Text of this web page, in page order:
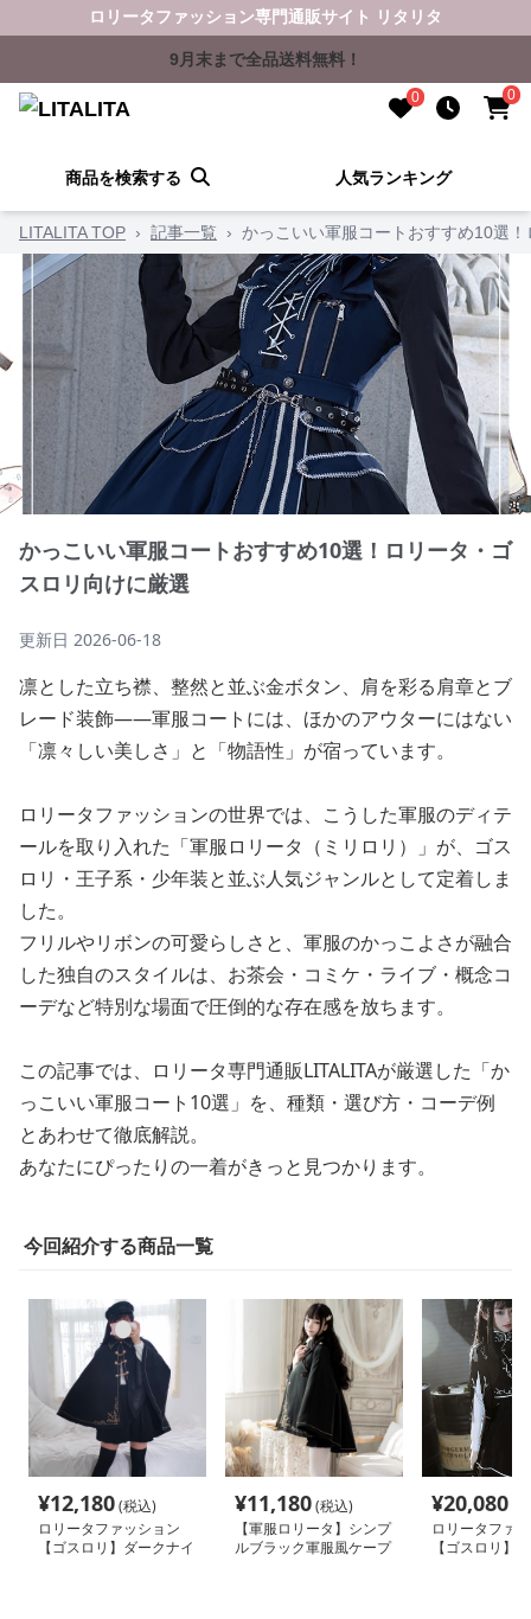
ロリータファッション専門通販サイト リタリタ
9月末まで全品送料無料！
0 0
商品を検索する 人気ランキング
LITALITA TOP › 記事一覧 › かっこいい軍服コートおすすめ10選
かっこいい軍服コートおすすめ10選！ロリータ・ゴ
スロリ向けに厳選
更新日 2026-06-18
凛とした立ち襟、整然と並ぶ金ボタン、肩を彩る肩章とブ
レード装飾——軍服コートには、ほかのアウターにはない
「凛々しい美しさ」と「物語性」が宿っています。
ロリータファッションの世界では、こうした軍服のディテ
ールを取り入れた「軍服ロリータ（ミリロリ）」が、ゴス
ロリ・王子系・少年装と並ぶ人気ジャンルとして定着しま
した。
フリルやリボンの可愛らしさと、軍服のかっこよさが融合
した独自のスタイルは、お茶会・コミケ・ライブ・概念コ
ーデなど特別な場面で圧倒的な存在感を放ちます。
この記事では、ロリータ専門通販LITALITAが厳選した「か
っこいい軍服コート10選」を、種類・選び方・コーデ例
とあわせて徹底解説。
あなたにぴったりの一着がきっと見つかります。
今回紹介する商品一覧
¥12,180(税込)
ロリータファッション
【ゴスロリ】ダークナイ
¥11,180(税込)
【軍服ロリータ】シンプ
ルブラック軍服風ケープ
¥20,080
ロリータファ
【ゴスロリ】